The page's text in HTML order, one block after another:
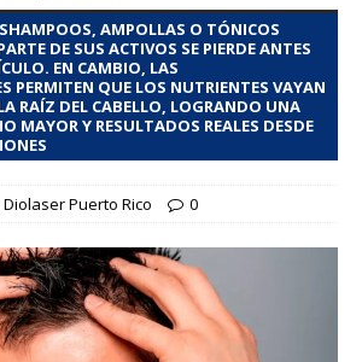
AMPOLLAS O TÓNICOS
DE SUS ACTIVOS SE PIERDE ANTES
EN CAMBIO, LAS
PERMITEN QUE LOS NUTRIENTES VAYAN
RAÍZ DEL CABELLO, LOGRANDO UNA
MAYOR Y RESULTADOS REALES DESDE
Diolaser Puerto Rico 0